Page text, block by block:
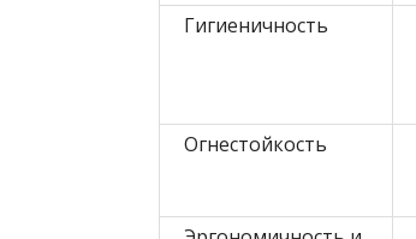
Гигиеничность
Огнестойкость